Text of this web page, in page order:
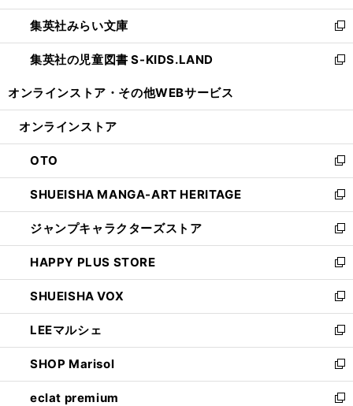
開
く
ウ
で
開
く
ン
ド
ウ
で
ウ
ィ
ン
ド
開
集英社みらい文庫
新
し
い
ン
ウ
で
開
く
集英社の児童図書 S-KIDS.LAND
新
ウ
ン
ド
ウ
で
開
く
オンラインストア・ その他WEBサービス
オンラインストア
OTO
新
し
い
ウ
ィ
ン
ド
ウ
で
開
く
SHUEISHA MANGA-ART HERITAGE
新
し
い
ウ
ィ
ン
ド
ウ
で
開
く
ジャンプキャラクターズストア
新
し
い
ウ
ィ
ン
ド
ウ
で
開
く
HAPPY PLUS STORE
新
し
い
ウ
ィ
ン
ド
ウ
で
SHUEISHA VOX
新
し
い
ウ
ィ
ン
ド
LEEマルシェ
新
し
い
ウ
ィ
SHOP Marisol
新
し
い
eclat premium
新